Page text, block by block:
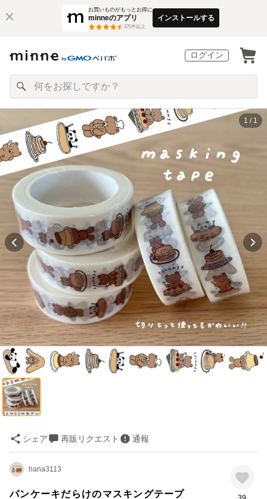
お買いものがもっとお得に
minneのアプリ
3万件以上
インストールする
ログイン
1 / 1
シェア 再販リクエスト 通報
hana3113
パンケーキだらけのマスキングテープ